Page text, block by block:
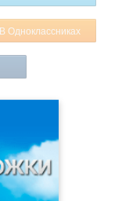
В Одноклассниках